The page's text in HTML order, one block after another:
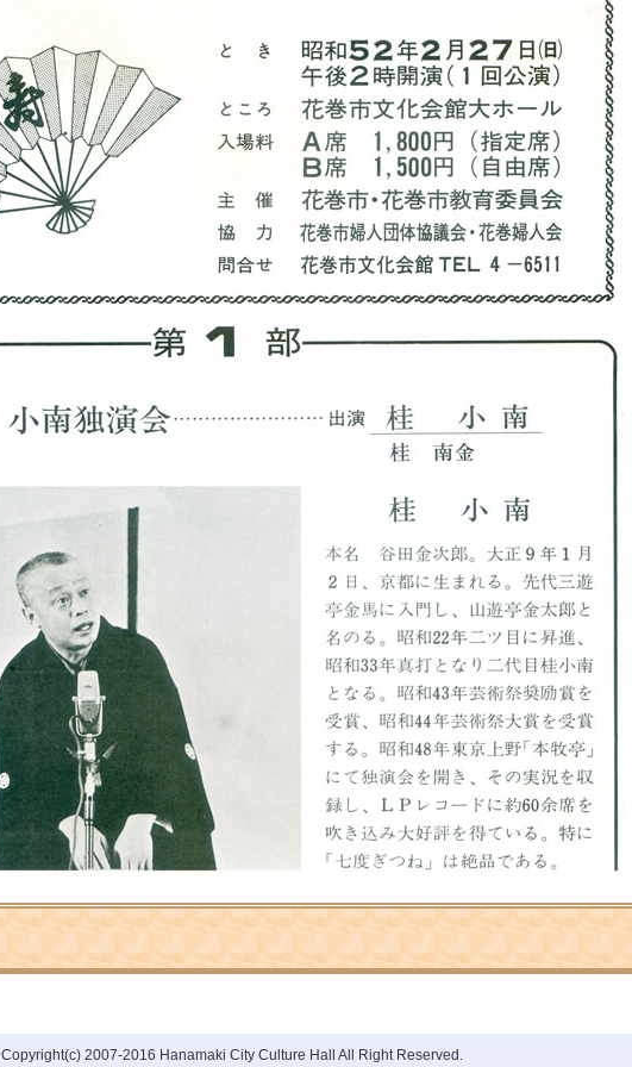
Copyright(c) 2007-2016 Hanamaki City Culture Hall All Right Reserved.